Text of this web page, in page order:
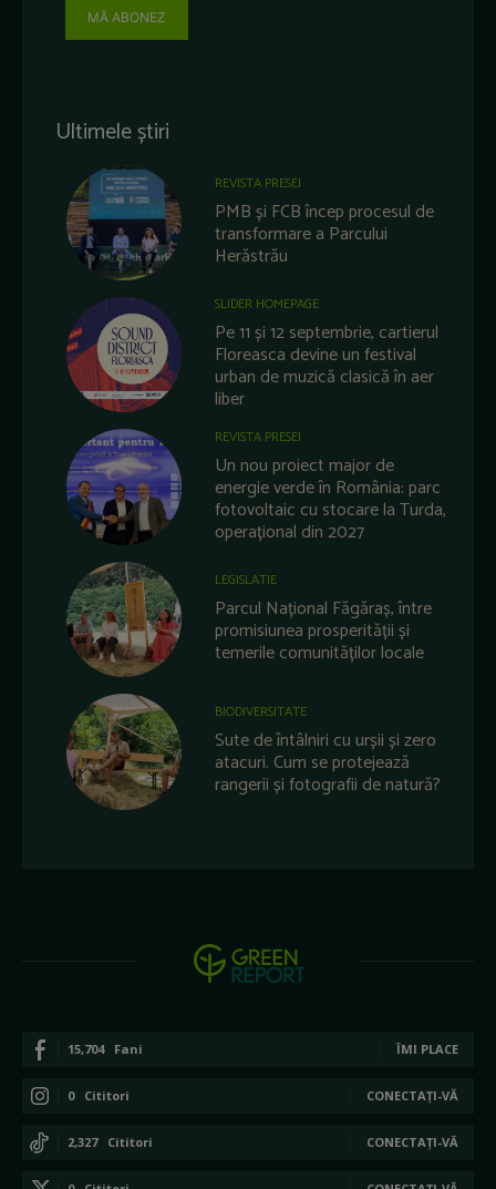
MĂ ABONEZ
Ultimele știri
REVISTA PRESEI
PMB și FCB încep procesul de
transformare a Parcului
Herăstrău
SLIDER HOMEPAGE
Pe 11 și 12 septembrie, cartierul
Floreasca devine un festival
urban de muzică clasică în aer
liber
REVISTA PRESEI
Un nou proiect major de
energie verde în România: parc
fotovoltaic cu stocare la Turda,
operațional din 2027
LEGISLATIE
Parcul Național Făgăraș, între
promisiunea prosperității și
temerile comunităților locale
BIODIVERSITATE
Sute de întâlniri cu urșii și zero
atacuri. Cum se protejează
rangerii și fotografii de natură?
15,704 Fani ÎMI PLACE
0 Cititori CONECTAȚI-VĂ
2,327 Cititori CONECTAȚI-VĂ